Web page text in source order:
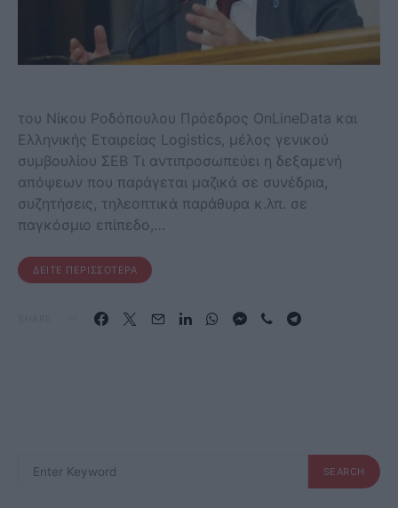
του Νίκου Ροδόπουλου Πρόεδρος OnLineData και
Ελληνικής Εταιρείας Logistics, μέλος γενικού
συμβουλίου ΣΕΒ Τι αντιπροσωπεύει η δεξαμενή
απόψεων που παράγεται μαζικά σε συνέδρια,
συζητήσεις, τηλεοπτικά παράθυρα κ.λπ. σε
παγκόσμιο επίπεδο,…
ΔΕΊΤΕ ΠΕΡΙΣΣΌΤΕΡΑ
FOR:
SEARCH